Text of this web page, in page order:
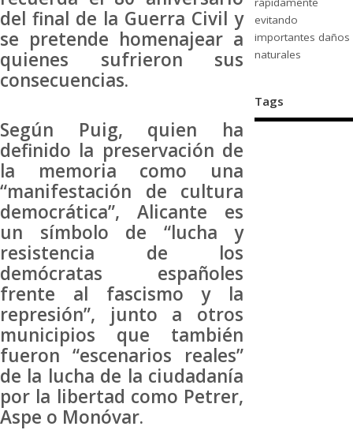
del final de la Guerra Civil y
se pretende homenajear a
quienes sufrieron sus
consecuencias.
Según Puig, quien ha
definido la preservación de
la memoria como una
“manifestación de cultura
democrática”, Alicante es
un símbolo de “lucha y
resistencia de los
demócratas españoles
frente al fascismo y la
represión”, junto a otros
municipios que también
fueron “escenarios reales”
de la lucha de la ciudadanía
por la libertad como Petrer,
Aspe o Monóvar.
evitando
importantes daños
naturales
Tags